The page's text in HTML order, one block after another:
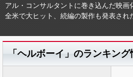
アル・コンサルタントに巻き込んだ映画
全米で大ヒット、続編の製作も発表され
「ヘルボーイ」のランキング